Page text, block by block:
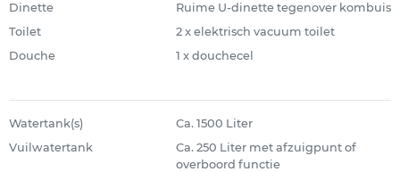
Dinette
Ruime U-dinette tegenover kombuis
Toilet
2 x elektrisch vacuum toilet
Douche
1 x douchecel
Watertank(s)
Ca. 1500 Liter
Vuilwatertank
Ca. 250 Liter met afzuigpunt of
overboord functie